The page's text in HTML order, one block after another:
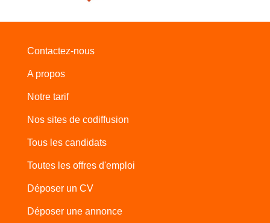
Contactez-nous
A propos
Notre tarif
Nos sites de codiffusion
Tous les candidats
Toutes les offres d'emploi
Déposer un CV
Déposer une annonce